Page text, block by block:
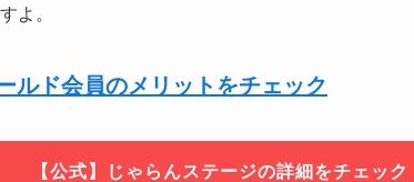
よ。
ルド会員のメリットをチェック
【公式】じゃらんステージの詳細をチェック